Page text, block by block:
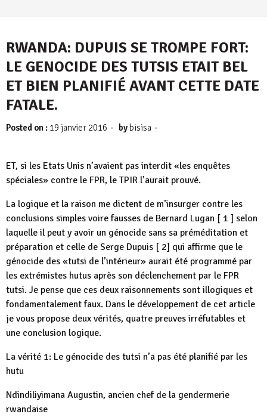
RWANDA: DUPUIS SE TROMPE FORT:
LE GENOCIDE DES TUTSIS ETAIT BEL
ET BIEN PLANIFIÉ AVANT CETTE DATE
FATALE.
Posted on : 19 janvier 2016 - by bisisa -
ET, si les Etats Unis n’avaient pas interdit «les enquêtes
spéciales» contre le FPR, le TPIR l’aurait prouvé.
La logique et la raison me dictent de m’insurger contre les
conclusions simples voire fausses de Bernard Lugan [ 1 ] selon
laquelle il peut y avoir un génocide sans sa préméditation et
préparation et celle de Serge Dupuis [ 2] qui affirme que le
génocide des «tutsi de l’intérieur» aurait été programmé par
les extrémistes hutus après son déclenchement par le FPR
tutsi. Je pense que ces deux raisonnements sont illogiques et
fondamentalement faux. Dans le développement de cet article
je vous propose deux vérités, quatre preuves irréfutables et
une conclusion logique.
La vérité 1: Le génocide des tutsi n’a pas été planifié par les
hutu
Ndindiliyimana Augustin, ancien chef de la gendermerie
rwandaise